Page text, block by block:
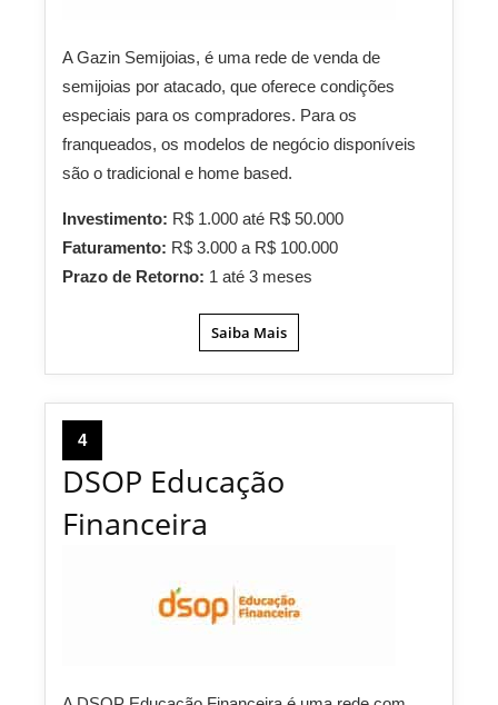
A Gazin Semijoias, é uma rede de venda de
semijoias por atacado, que oferece condições
especiais para os compradores. Para os
franqueados, os modelos de negócio disponíveis
são o tradicional e home based.
Investimento: R$ 1.000 até R$ 50.000
Faturamento: R$ 3.000 a R$ 100.000
Prazo de Retorno: 1 até 3 meses
Saiba Mais
4
DSOP Educação
Financeira